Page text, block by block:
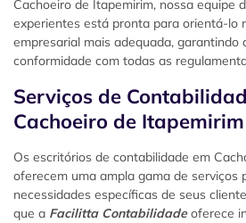
Cachoeiro de Itapemirim, nossa equipe
experientes está pronta para orientá-lo
empresarial mais adequada, garantindo
conformidade com todas as
Serviços de
Cachoeiro de Itapemirim
Os escritórios de contabilidade em
oferecem uma ampla gama de serviços
necessidades específicas de seus
que a Facilitta Contabilidadeoferece